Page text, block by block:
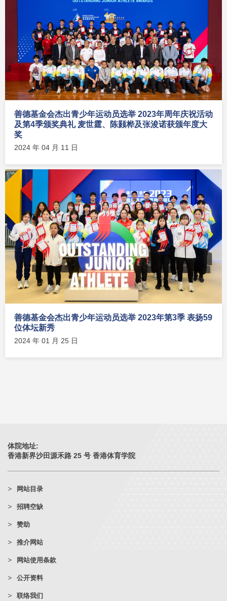
善德基金会杰出青少年运动员选举 2023年周年庆祝活动
及第4季颁奖典礼 麦世霆、陈颢桦及张浚诺获颁年度大
奖
2024 年 04 月 11 日
善德基金会杰出青少年运动员选举 2023年第3季 表扬59
位体坛新秀
2024 年 01 月 25 日
体院地址:
香港新界沙田源禾路 25 号 香港体育学院
网站目录
招聘空缺
赞助
推介网站
网站使用条款
公开资料
联络我们